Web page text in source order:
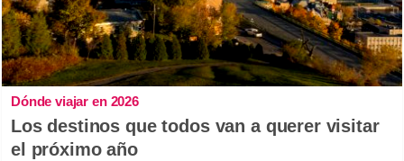
Dónde viajar en 2026
Los destinos que todos van a querer visitar
el próximo año